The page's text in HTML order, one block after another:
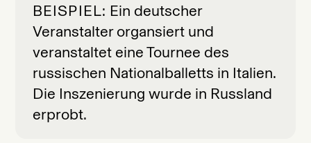
BEISPIEL Ein deutscher
Veranstalter organsiert und
veranstaltet eine Tournee des
russischen Nationalballetts in Italien.
Die Inszenierung wurde in Russland
erprobt.